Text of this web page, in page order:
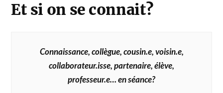
Et si on se connait?
Connaissance, collègue,cousin.e, voisin.e,
collaborateur.isse, partenaire, élève,
professeur.e… en séance?